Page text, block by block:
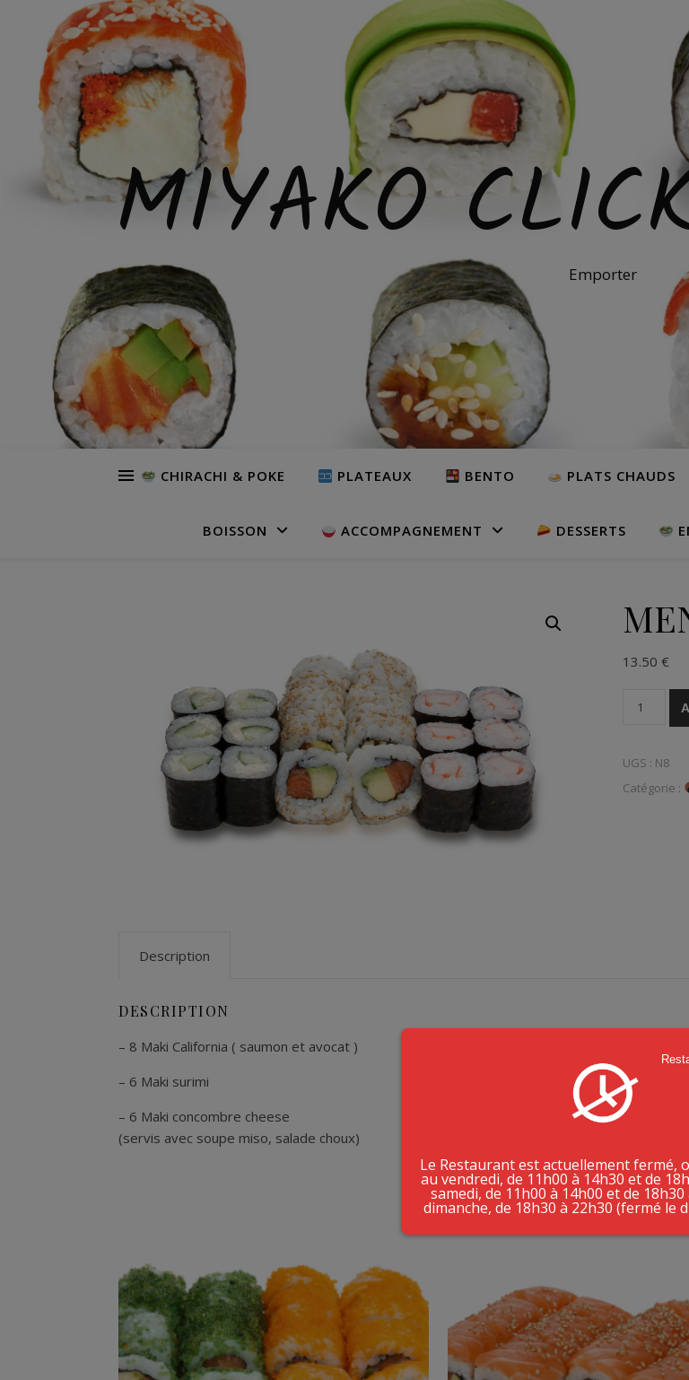
MIYAKO Emporter
CHIRACHI & POKE PLATEAUX BENTO PLATS CHAUDS
BOISSON ACCOMPAGNEMENT DESSERTS
13.50 €
quantité
UGS : N8
Catégorie :
Description
DESCRIPTION
– 8 Maki California ( saumon et avocat )
– 6 Maki surimi
– 6 Maki concombre cheese
(servis avec soupe miso, salade choux)
PRODUITS SIMILAIRES
Le Restaurant est actuellement fermé,
au vendredi, de 11h00 à 14h30 et de
samedi, de 11h00 à 14h00 et de 18h30
dimanche, de 18h30 à 22h30 (fermé le